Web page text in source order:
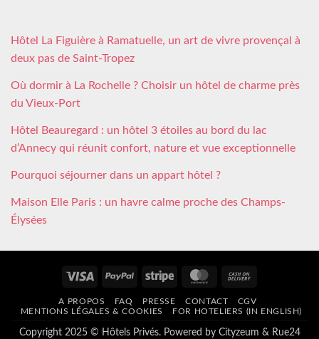
Hôtel La Figuière à Ramatuelle, un art de vivre provençal à
deux pas de Saint-Tropez
Où dormir à La Rochelle ? Choisir un hôtel de charme près
du Vieux-Port
Hôtel Beauregard : un hôtel 3 étoiles au bord du lac
d’Annecy qui réunit confort, nature et vue exceptionnelle
Pourquoi séjourner dans un appart hôtel ?
Maison Elle Paris : un havre calme proche des Champs-
Élysées
Visa PayPal Stripe MasterCard
Delivery
A PROPOS FAQ PRESSE CONTACT
CGV
MENTIONS LÉGALES & COOKIES
FOR HOTELIERS (IN ENGLISH)
Copyright 2025 © Hôtels Privés. Powered by Cityzeum & Rue24